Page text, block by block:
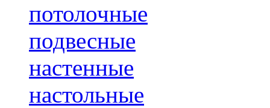
потолочные
подвесные
настенные
настольные